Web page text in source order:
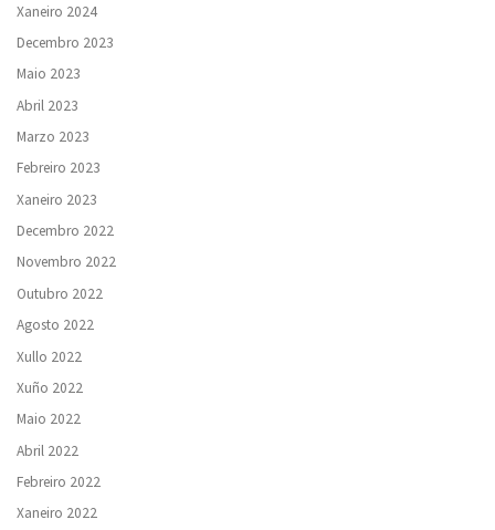
Xaneiro 2024
Decembro 2023
Maio 2023
Abril 2023
Marzo 2023
Febreiro 2023
Xaneiro 2023
Decembro 2022
Novembro 2022
Outubro 2022
Agosto 2022
Xullo 2022
Xuño 2022
Maio 2022
Abril 2022
Febreiro 2022
Xaneiro 2022